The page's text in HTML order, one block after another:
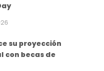
su proyección
con becas de